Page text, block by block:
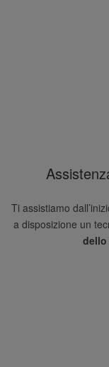
Ti assistiamo
a disposizione un